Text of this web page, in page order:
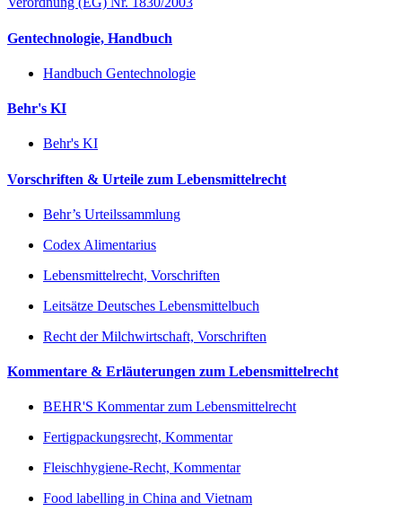
Gentechnologie, Handbuch
Handbuch Gentechnologie
Behr's KI
Behr's KI
Vorschriften & Urteile zum Lebensmittelrecht
Behr’s Urteilssammlung
Codex Alimentarius
Lebensmittelrecht, Vorschriften
Leitsätze Deutsches Lebensmittelbuch
Recht der Milchwirtschaft, Vorschriften
Kommentare & Erläuterungen zum Lebensmittelrecht
BEHR'S Kommentar zum Lebensmittelrecht
Fertigpackungsrecht, Kommentar
Fleischhygiene-Recht, Kommentar
Food labelling in China and Vietnam